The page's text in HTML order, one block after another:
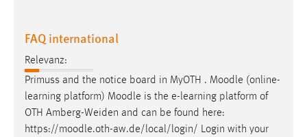
FAQ international
Relevanz:
Primuss and the notice board in MyOTH . Moodle (online-
learning platform) Moodle is the e-learning platform of
OTH Amberg-Weiden and can be found here:
https://moodle.oth-aw.de/local/login/ Login with your